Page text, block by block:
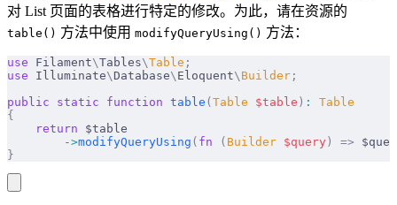
对 List 页面的表格进行特定的修改。为此，请在资源的
table() 方法中使用 modifyQueryUsing() 方法：
use Filament\Tables\Table ;
use Illuminate\ Database\ Eloquent\ Builder ;
public static function table (Table $table ) :
Table
{
    return
$table
        ->
modifyQueryUsing ( fn ( Builder $query ) =>
}